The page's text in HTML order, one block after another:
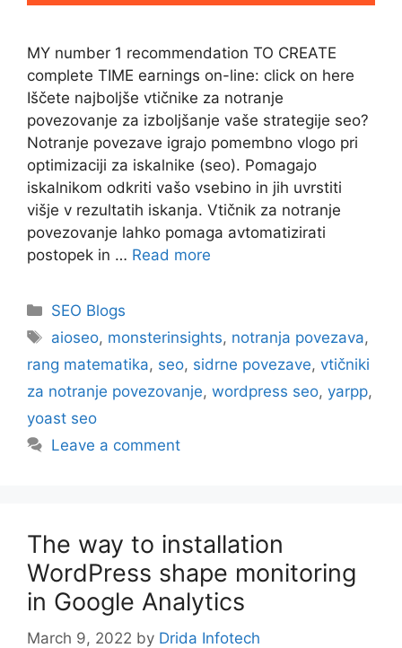
MY number 1 recommendation TO CREATE
complete TIME earnings on-line: click on here
Iščete najboljše vtičnike za notranje
povezovanje za izboljšanje vaše strategije seo?
Notranje povezave igrajo pomembno vlogo pri
optimizaciji za iskalnike (seo). Pomagajo
iskalnikom odkriti vašo vsebino in jih uvrstiti
višje v rezultatih iskanja. Vtičnik za notranje
povezovanje lahko pomaga avtomatizirati
postopek in … Read more
Categories
SEO Blogs
Tags
aioseo, monsterinsights, notranja povezava,
rang matematika, seo, sidrne povezave, vtičniki
za notranje povezovanje, wordpress seo, yarpp,
yoast seo
Leave a comment
The way to installation
WordPress shape monitoring
in Google Analytics
March 9, 2022 by Drida Infotech